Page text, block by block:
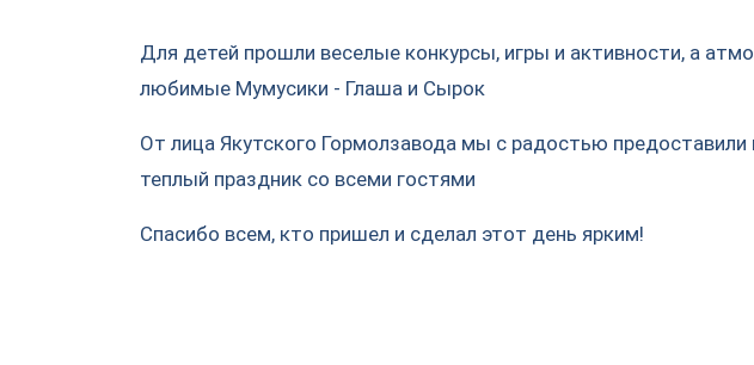
Для детей прошли веселые конкурсы, игры и активности, а
любимые Мумусики - Глаша и Сырок
От лица Якутского Гормолзавода мы с радостью
теплый праздник со всеми гостями
Спасибо всем, кто пришел и сделал этот день ярким!